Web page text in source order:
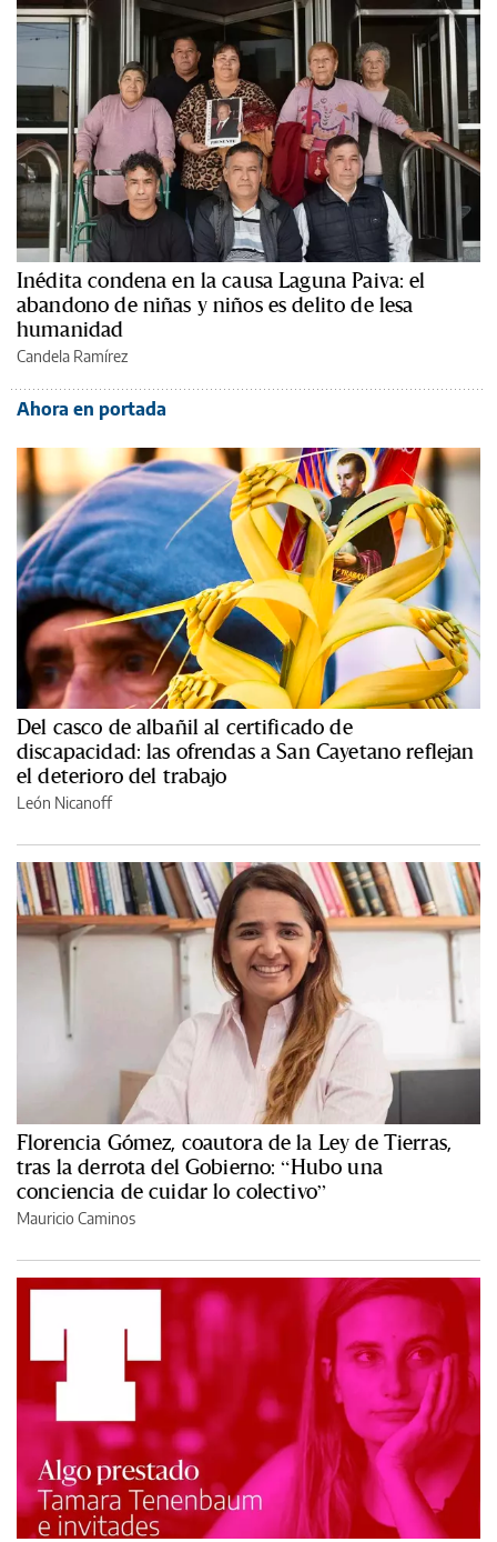
Inédita condena en la causa Laguna Paiva: el
abandono de niñas y niños es delito de lesa
humanidad
Candela Ramírez
Ahora en portada
Del casco de albañil al certificado de
discapacidad: las ofrendas a San Cayetano reflejan
el deterioro del trabajo
León Nicanoff
Florencia Gómez, coautora de la Ley de Tierras,
tras la derrota del Gobierno: “Hubo una
conciencia de cuidar lo colectivo”
Mauricio Caminos